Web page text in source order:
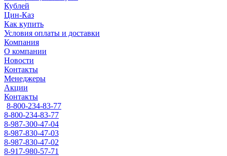
Кублей
Цин-Каз
Как купить
Условия оплаты и доставки
Компания
О компании
Новости
Контакты
Менеджеры
Акции
Контакты
8-800-234-83-77
8-800-234-83-77
8-987-300-47-04
8-987-830-47-03
8-987-830-47-02
8-917-980-57-71